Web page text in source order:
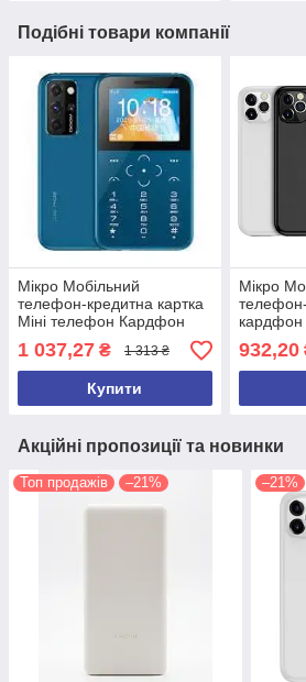
Подібні товари компанії
Мікро Мобільний
телефон-кредитна картка
Міні телефон Кардфон
GTStar DOOV V9 Blue (2
сім картки)
1 037,27 ₴ 1 313 ₴
Купити
Мікро
кардфон
Plus
932,20
Акційні пропозиції та новинки
Топ продажів –21% –21%